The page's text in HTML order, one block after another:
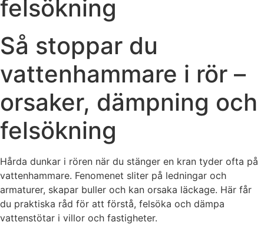
felsökning
Så stoppar du
vattenhammare i rör –
orsaker, dämpning och
felsökning
Hårda dunkar i rören när du stänger en kran tyder ofta på
vattenhammare. Fenomenet sliter på ledningar och
armaturer, skapar buller och kan orsaka läckage. Här får
du praktiska råd för att förstå, felsöka och dämpa
vattenstötar i villor och fastigheter.